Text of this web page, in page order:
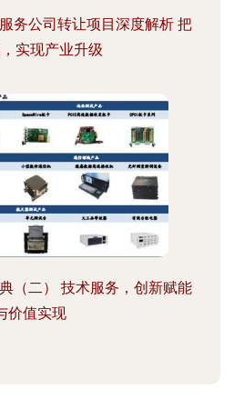
务公司转让项目深度解析 把
实现产业升级
（二） 技术服务，创新赋能
价值实现